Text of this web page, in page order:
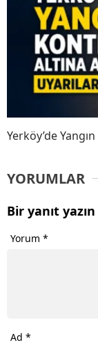
Yerköy’de
YORUMLAR
Bir yanıt yazın
Yorum *
Ad *